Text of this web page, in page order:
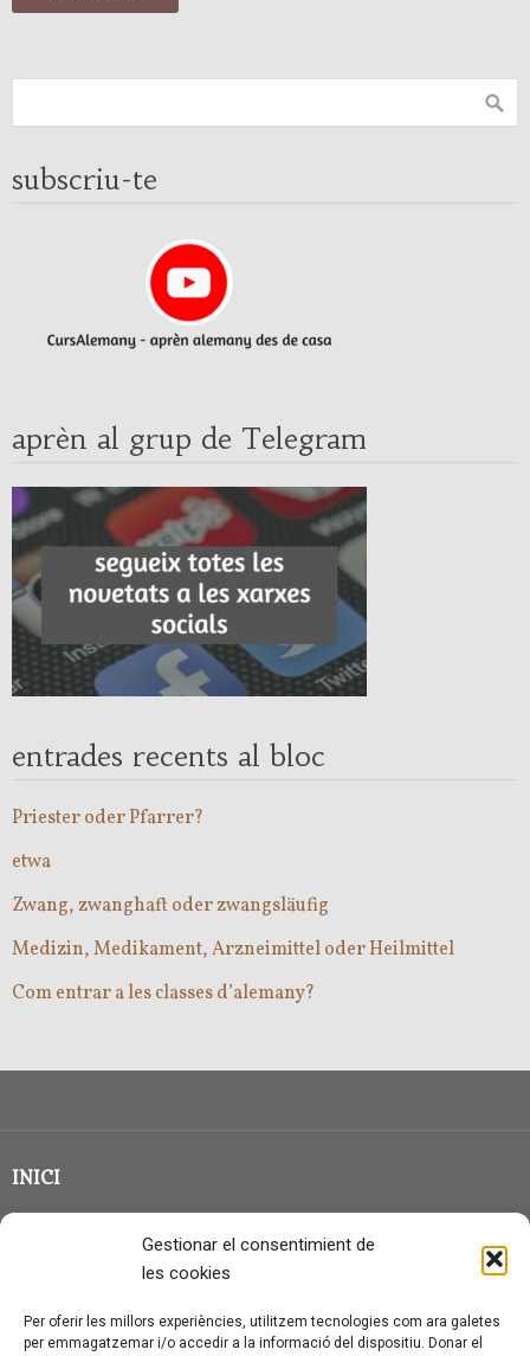
Gestionar el consentimient de
les cookies
Per oferir les millors experiències, utilitzem tecnologies com ara galetes
per emmagatzemar i/o accedir a la informació del dispositiu. Donar el
subscriu-te
aprèn al grup de Telegram
entrades recents al bloc
Priester oder Pfarrer?
etwa
Zwang, zwanghaft oder zwangsläufig
Medizin, Medikament, Arzneimittel oder Heilmittel
Com entrar a les classes d’alemany?
INICI
CLASSE EN GRUP
QUI SOC?